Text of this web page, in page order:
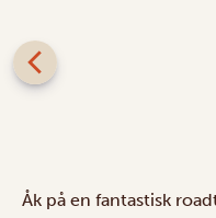
Åk på en fantastisk